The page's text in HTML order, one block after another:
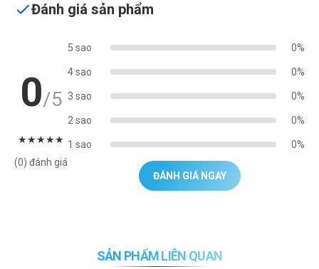
Đánh giá sản phẩm
0/5
★★★★★
(0) đánh giá
5 sao 0%
4 sao 0%
3 sao 0%
2 sao 0%
1 sao 0%
ĐÁNH GIÁ NGAY
SẢN PHẨM LIÊN QUAN